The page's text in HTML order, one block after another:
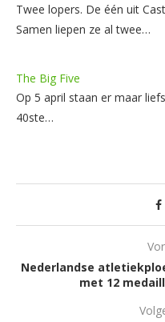
Twee lopers. De één uit
Samen liepen ze al twee…
The Big Five
Op 5 april staan er maar
40ste…
Nederlandse
met 12